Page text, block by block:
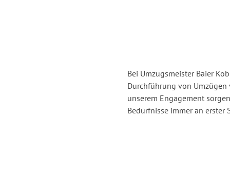
Bei Umzugsmeister Baier
Durchführung von Umzügen
unserem Engagement
Bedürfnisse immer an erster